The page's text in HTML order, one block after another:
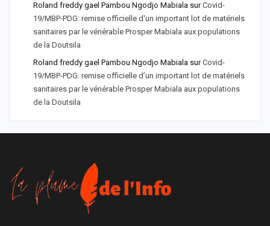
Roland freddy gael Pambou Ngodjo Mabiala surCovid-
19/MBP-PDG: remise officielle d'un important lot de matériels
sanitaires par le vénérable Prosper Mabiala aux populations
de la Doutsila
Roland freddy gael Pambou Ngodjo Mabiala surCovid-
19/MBP-PDG: remise officielle d’un important lot de matériels
sanitaires par le vénérable Prosper Mabiala aux populations
de la Doutsila